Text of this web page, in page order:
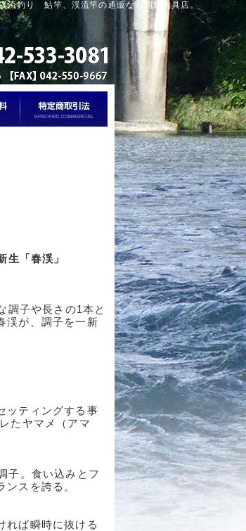
流釣り 鮎竿、渓流竿の通販なら岡野釣具店。
「春渓」
調子や長さの1本と
渓が、調子を一新
ッティングする事
たヤマメ（アマ
子。食い込みとフ
スを誇る。
れば瞬時に抜ける